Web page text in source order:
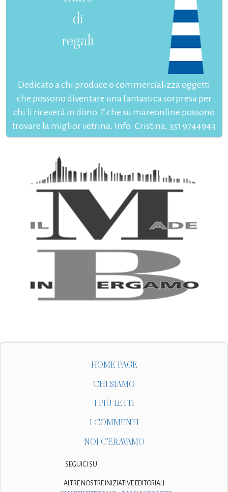
di
regali
Dedicato a chi produce o commercializza oggetti
che possono diventare una fantastica sorpresa per
chi li riceverà in dono. E che su mareonline possono
trovare la miglior vetrina. Info: Cristina, 351 9744943
HOME PAGE
CHI SIAMO
I PIÙ LETTI
I COMMENTI
NOI C'ERAVAMO
SEGUICI SU
ALTRE NOSTRE INIZIATIVE EDITORIALI